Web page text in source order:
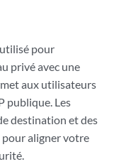
pour
privé avec une
aux utilisateurs
publique. Les
destination et des
aligner votre